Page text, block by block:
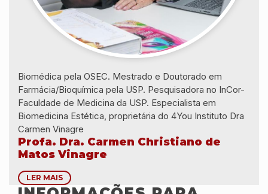
Biomédica pela OSEC. Mestrado e Doutorado em
Farmácia/Bioquímica pela USP. Pesquisadora no InCor-
Faculdade de Medicina da USP. Especialista em
Biomedicina Estética, proprietária do 4You Instituto Dra
Carmen Vinagre
Profa. Dra. Carmen Christiano de
Matos Vinagre
LER MAIS